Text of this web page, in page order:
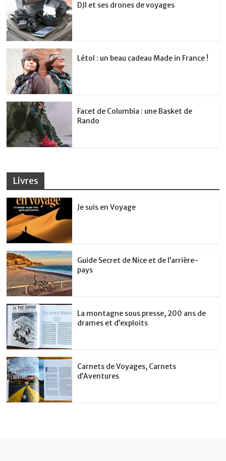
DJI et ses drones de voyages
Létol : un beau cadeau Made in France !
Facet de Columbia : une Basket de
Rando
Livres
Je suis en Voyage
Guide Secret de Nice et de l’arrière-
pays
La montagne sous presse, 200 ans de
drames et d’exploits
Carnets de Voyages, Carnets
d’Aventures